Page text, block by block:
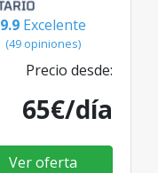
9.9 Excelente
(49 opiniones)
Precio desde:
65€/día
Ver oferta